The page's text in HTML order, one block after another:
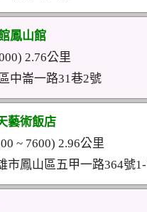
鳳山館
2.76公里
中崙一路31巷2號
藝術飯店
~ 7600) 2.96公里
市鳳山區五甲一路364號